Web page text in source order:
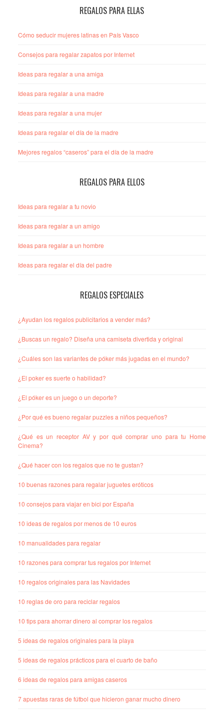
REGALOS PARA ELLAS
Cómo seducir mujeres latinas en País Vasco
Consejos para regalar zapatos por Internet
Ideas para regalar a una amiga
Ideas para regalar a una madre
Ideas para regalar a una mujer
Ideas para regalar el día de la madre
Mejores regalos “caseros” para el día de la madre
REGALOS PARA ELLOS
Ideas para regalar a tu novio
Ideas para regalar a un amigo
Ideas para regalar a un hombre
Ideas para regalar el día del padre
REGALOS ESPECIALES
¿Ayudan los regalos publicitarios a vender más?
¿Buscas un regalo? Diseña una camiseta divertida y original
¿Cuáles son las variantes de póker más jugadas en el mundo?
¿El poker es suerte o habilidad?
¿El póker es un juego o un deporte?
¿Por qué es bueno regalar puzzles a niños pequeños?
¿Qué es un receptor AV y por qué comprar uno para tu Home
Cinema?
¿Qué hacer con los regalos que no te gustan?
10 buenas razones para regalar juguetes eróticos
10 consejos para viajar en bici por España
10 ideas de regalos por menos de 10 euros
10 manualidades para regalar
10 razones para comprar tus regalos por Internet
10 regalos originales para las Navidades
10 reglas de oro para reciclar regalos
10 tips para ahorrar dinero al comprar los regalos
5 ideas de regalos originales para la playa
5 ideas de regalos prácticos para el cuarto de baño
6 ideas de regalos para amigas caseros
7 apuestas raras de fútbol que hicieron ganar mucho dinero